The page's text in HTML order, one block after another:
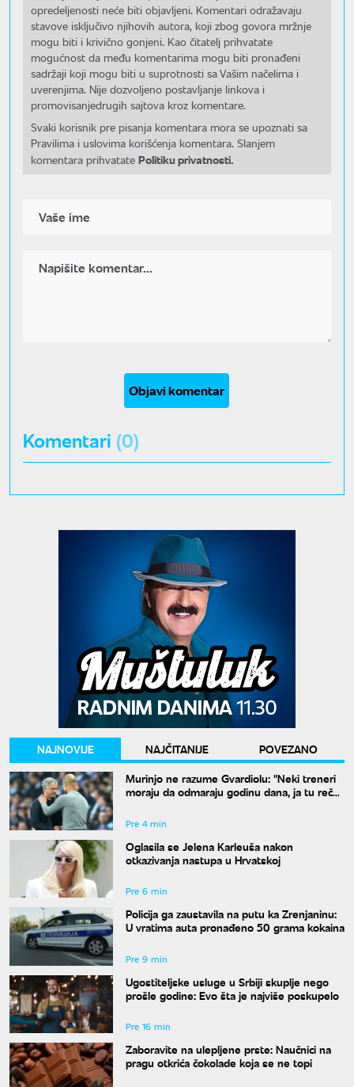
opredeljenosti neće biti objavljeni. Komentari odražavaju
stavove isključivo njihovih autora, koji zbog govora mržnje
mogu biti i krivično gonjeni. Kao čitatelj prihvatate
mogućnost da među komentarima mogu biti pronađeni
sadržaji koji mogu biti u suprotnosti sa Vašim načelima i
uverenjima. Nije dozvoljeno postavljanje linkova i
promovisanjedrugih sajtova kroz komentare.
Svaki korisnik pre pisanja komentara mora se upoznati sa
Pravilima i uslovima korišćenja komentara. Slanjem
komentara prihvatate Politiku privatnosti.
Objavi komentar
Komentari (0)
NAJNOVIJE NAJČITANIJE
POVEZANO
Murinjo ne razume Gvardiolu: "Neki treneri
moraju da odmaraju godinu dana, ja tu reč
Pre 4 min
Oglasila se Jelena Karleuša nakon
otkazivanja nastupa u Hrvatskoj
Pre 6 min
Policija ga zaustavila na putu ka Zrenjaninu:
U vratima auta pronađeno 50 grama kokaina
Pre 9 min
Ugostiteljske usluge u Srbiji skuplje nego
prošle godine: Evo šta je najviše poskupelo
Pre 16 min
Zaboravite na ulepljene prste: Naučnici na
pragu otkrića čokolade koja se ne topi